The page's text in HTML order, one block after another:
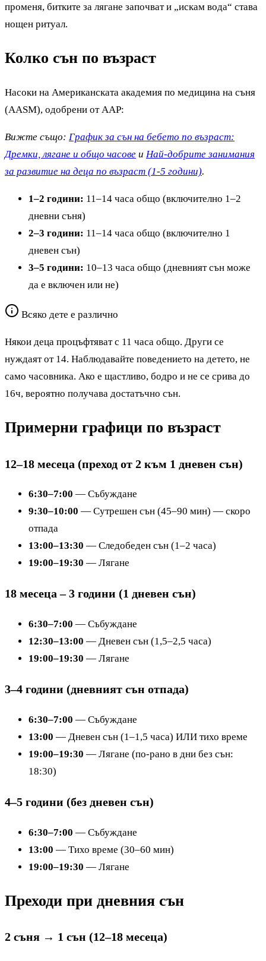
променя, битките за лягане започват и „искам вода“ става
нощен ритуал.
Колко сън по възраст
Насоки на Американската академия по медицина на съня
(AASM), одобрени от AAP:
Вижте също: График за сън на бебето по възраст:
Дремки, лягане и общо часове и Най-добрите занимания
за развитие на деца по възраст (1-5 години).
1–2 години: 11–14 часа общо (включително 1–2
дневни съня)
2–3 години: 11–14 часа общо (включително 1
дневен сън)
3–5 години: 10–13 часа общо (дневният сън може
да е включен или не)
Всяко дете е различно
Някои деца процъфтяват с 11 часа общо. Други се
нуждаят от 14. Наблюдавайте поведението на детето, не
само часовника. Ако е щастливо, бодро и не се срива до
16ч, вероятно получава достатъчно сън.
Примерни графици по възраст
12–18 месеца (преход от 2 към 1 дневен сън)
6:30–7:00 — Събуждане
9:30–10:00 — Сутрешен сън (45–90 мин) — скоро
отпада
13:00–13:30 — Следобеден сън (1–2 часа)
19:00–19:30 — Лягане
18 месеца – 3 години (1 дневен сън)
6:30–7:00 — Събуждане
12:30–13:00 — Дневен сън (1,5–2,5 часа)
19:00–19:30 — Лягане
3–4 години (дневният сън отпада)
6:30–7:00 — Събуждане
13:00 — Дневен сън (1–1,5 часа) ИЛИ тихо време
19:00–19:30 — Лягане (по-рано в дни без сън:
18:30)
4–5 години (без дневен сън)
6:30–7:00 — Събуждане
13:00 — Тихо време (30–60 мин)
19:00–19:30 — Лягане
Преходи при дневния сън
2 съня → 1 сън (12–18 месеца)